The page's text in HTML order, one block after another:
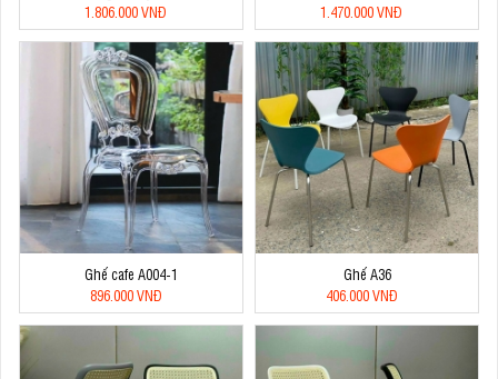
1.806.000 VNĐ
1.470.000 VNĐ
Ghế cafe A004-1
896.000 VNĐ
Ghế A36
406.000 VNĐ